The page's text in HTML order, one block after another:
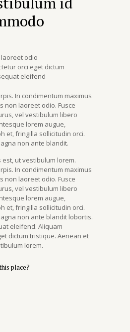
odio
orci eget dictum
eleifend
In condimentum maximus
non laoreet odio. Fusce
vel vestibulum libero
lorem augue,
et, fringilla sollicitudin orci.
non ante blandit.
ut vestibulum lorem.
In condimentum maximus
non laoreet odio. Fusce
vel vestibulum libero
lorem augue,
et, fringilla sollicitudin orci.
non ante blandit lobortis.
eleifend. Aliquam
dictum tristique. Aenean et
lorem.
place?